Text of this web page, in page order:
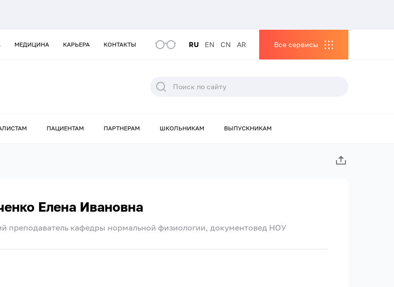
МЕДИЦИНА КАРЬЕРА КОНТАКТЫ RU EN CN AR Все сервисы
ПАЦИЕНТАМ ПАРТНЕРАМ ШКОЛЬНИКАМ ВЫПУСКНИКАМ
Елена Ивановна
преподаватель кафедры нормальной физиологии, документовед НОУ